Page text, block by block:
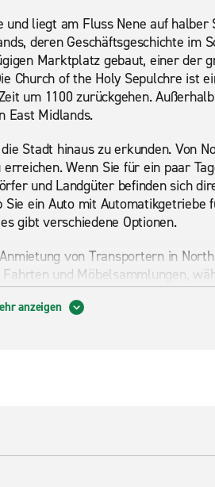
liegt am Fluss Nene auf halber
deren Geschäftsgeschichte im
Marktplatz gebaut, einer der
Church of the Holy Sepulchre ist
um 1100 zurückgehen.
East Midlands.
Stadt hinaus zu erkunden. Von
Wenn Sie für ein paar
und Landgüter befinden sich
ein Auto mit Automatikgetriebe
gibt verschiedene Optionen.
von Transportern in
und Möbelsammlungen,
Wenn Sie als Gruppe reisen,
zu benötigen. Städte wie
Prinzessin von Wales, ruhen
anzeigen